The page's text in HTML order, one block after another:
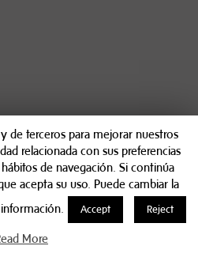
de terceros para mejorar nuestros
relacionada con sus preferencias
de navegación. Si continúa
acepta su uso. Puede cambiar la
Accept Reject
More